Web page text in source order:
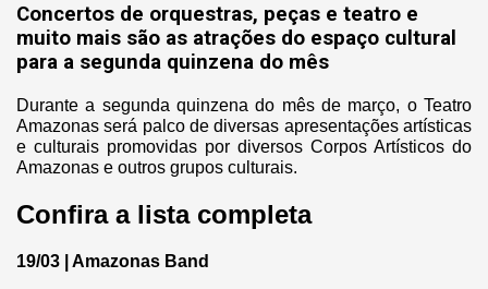
Concertos de orquestras, peças e teatro e
muito mais são as atrações do espaço cultural
para a segunda quinzena do mês
Durante a segunda quinzena do mês de março, o Teatro
Amazonas será palco de diversas apresentações artísticas
e culturais promovidas por diversos Corpos Artísticos do
Amazonas e outros grupos culturais.
Confira a lista completa
19/03 | Amazonas Band